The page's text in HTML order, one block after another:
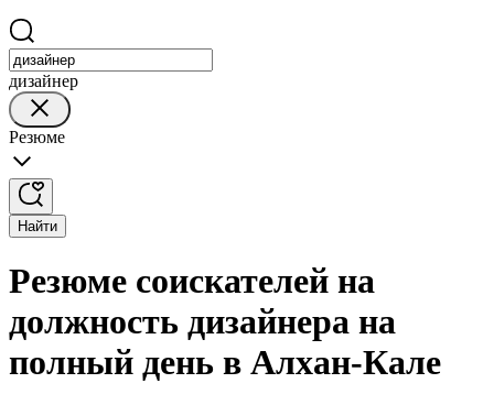
дизайнер
Резюме
Найти
Резюме соискателей на
должность дизайнера на
полный день в Алхан-Кале